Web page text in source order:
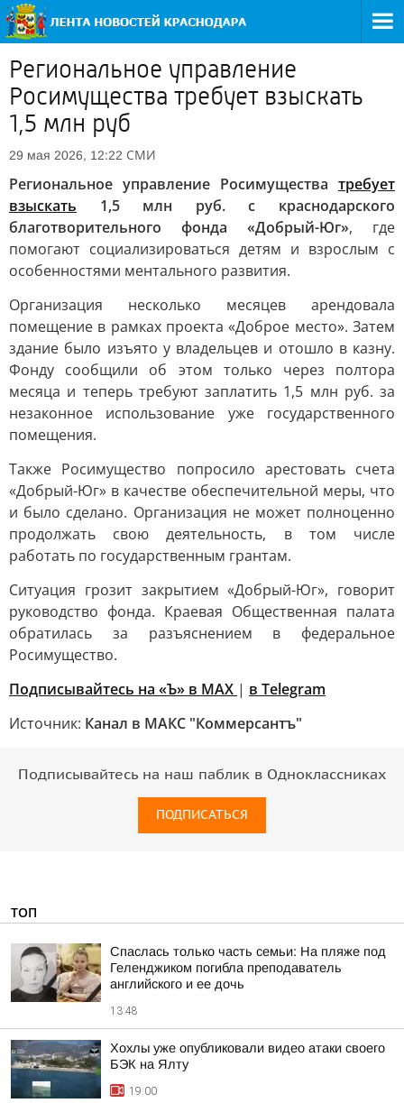
Региональное управление
Росимущества требует взыскать
1,5 млн руб
29 мая 2026, 12:22 СМИ
Региональное управление Росимущества требует
взыскать 1,5 млн руб. с краснодарского
благотворительного фонда «Добрый-Юг», где
помогают социализироваться детям и взрослым с
особенностями ментального развития.
Организация несколько месяцев арендовала
помещение в рамках проекта «Доброе место». Затем
здание было изъято у владельцев и отошло в казну.
Фонду сообщили об этом только через полтора
месяца и теперь требуют заплатить 1,5 млн руб. за
незаконное использование уже государственного
помещения.
Также Росимущество попросило арестовать счета
«Добрый-Юг» в качестве обеспечительной меры, что
и было сделано. Организация не может полноценно
продолжать свою деятельность, в том числе
работать по государственным грантам.
Ситуация грозит закрытием «Добрый-Юг», говорит
руководство фонда. Краевая Общественная палата
обратилась за разъяснением в федеральное
Росимущество.
Подписывайтесь на «Ъ» в MAX | в Telegram
Источник: Канал в МАКС "Коммерсантъ"
Подписывайтесь на наш паблик в Одноклассниках
ПОДПИСАТЬСЯ
ТОП
Спаслась только часть семьи: На пляже под
Геленджиком погибла преподаватель
английского и ее дочь
13:48
Хохлы уже опубликовали видео атаки своего
БЭК на Ялту
19:00